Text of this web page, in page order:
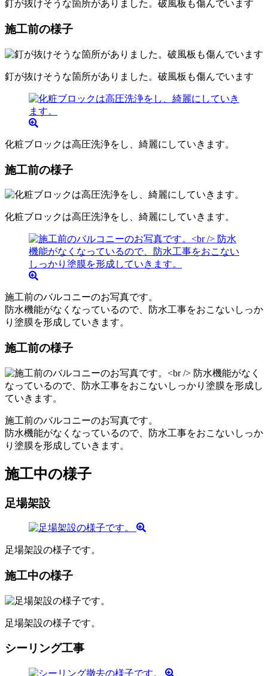
釘が抜けそうな箇所がありました。破風板も傷んでいます
施工前の様子
釘が抜けそうな箇所がありました。破風板も傷んでいます
化粧ブロックは高圧洗浄をし、綺麗にしていきます。
施工前の様子
化粧ブロックは高圧洗浄をし、綺麗にしていきます。
施工前のバルコニーのお写真です。
防水機能がなくなっているので、防水工事をおこないしっか
り塗膜を形成していきます。
施工前の様子
施工前のバルコニーのお写真です。
防水機能がなくなっているので、防水工事をおこないしっか
り塗膜を形成していきます。
施工中の様子
足場架設
足場架設の様子です。
施工中の様子
足場架設の様子です。
シーリング工事